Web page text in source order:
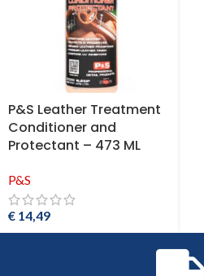
P&S Leather Treatment
Conditioner and
Protectant – 473 ML
P&S
€ 14,49